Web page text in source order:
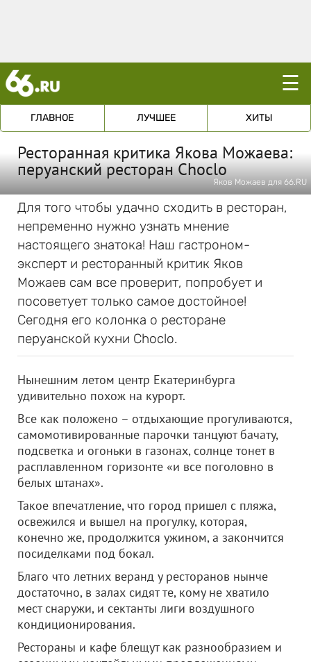
☰
ГЛАВНОЕ ЛУЧШЕЕ ХИТЫ
Ресторанная критика Якова Можаева:
перуанский ресторан Choclo
Яков Можаев для 66.RU
Для того чтобы удачно сходить в ресторан,
непременно нужно узнать мнение
настоящего знатока! Наш гастроном-
эксперт и ресторанный критик Яков
Можаев сам все проверит, попробует и
посоветует только самое достойное!
Сегодня его колонка о ресторане
перуанской кухни Choclo.
Нынешним летом центр Екатеринбурга
удивительно похож на курорт.
Все как положено – отдыхающие прогуливаются,
самомотивированные парочки танцуют бачату,
подсветка и огоньки в газонах, солнце тонет в
расплавленном горизонте «и все поголовно в
белых штанах».
Такое впечатление, что город пришел с пляжа,
освежился и вышел на прогулку, которая,
конечно же, продолжится ужином, а закончится
посиделками под бокал.
Благо что летних веранд у ресторанов нынче
достаточно, в залах сидят те, кому не хватило
мест снаружи, и сектанты лиги воздушного
кондиционирования.
Рестораны и кафе блещут как разнообразием и